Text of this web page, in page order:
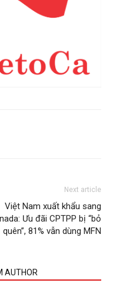
Next article
Việt Nam xuất khẩu sang
Ưu đãi CPTPP bị “bỏ
quên”, 81% vẫn dùng MFN
AUTHOR